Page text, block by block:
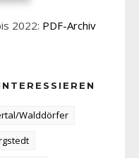
2022: PDF-Archiv
Walddörfer